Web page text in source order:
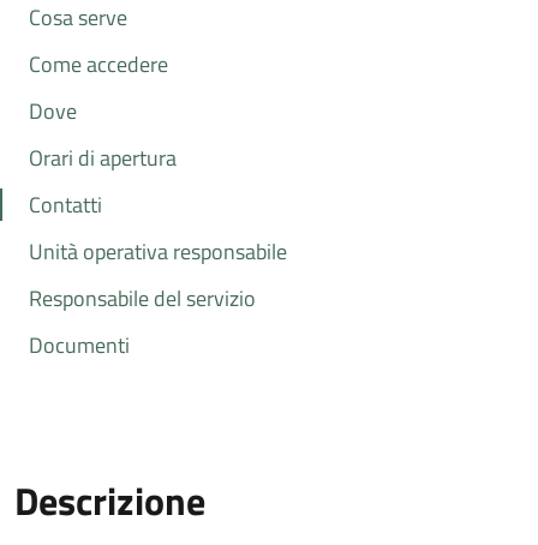
Cosa serve
Come accedere
Dove
Orari di apertura
Contatti
Unità operativa responsabile
Responsabile del servizio
Documenti
Descrizione